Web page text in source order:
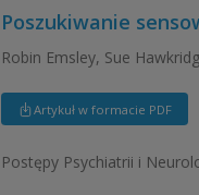
Poszukiwanie
Robin Emsley, Sue
Artykuł w formacie PDF
Postępy Psychiatrii i